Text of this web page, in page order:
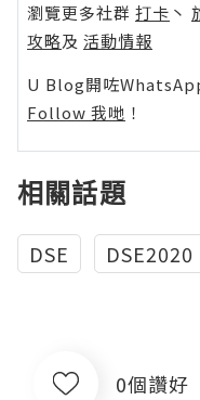
瀏覽更多社群 打卡 丶
攻略及 活動情報
U Blog開咗
Follow 我哋 ！
相關話題
DSE DSE2020
0個讚好